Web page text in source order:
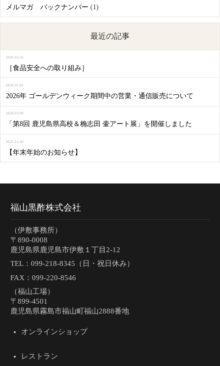
メルマガ バックナンバー (1)
最近の記事
［食品安全への取り組み］
2026.05.26
2026年 ゴールデンウィーク期間中の営業・通信販売について
2026.05.02
「第8回 鹿児島県高校＆桷志田 壷アート展」を開催しました
2026.03.09
【年末年始のお知らせ】
2025.12.20
福山黒酢株式会社
（伊敷事務所）
〒890-0008
鹿児島県鹿児島市伊敷１丁目2-12
TEL：099-218-8345（日・祝日休み）
FAX：099-220-8546
（福山工場）
〒899-4501
鹿児島県霧島市福山町福山2888番地
オンラインショップ
レストラン